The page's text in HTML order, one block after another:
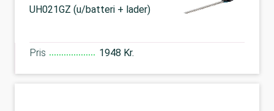
UH021GZ (u/batteri + lader)
Pris 1948 Kr.